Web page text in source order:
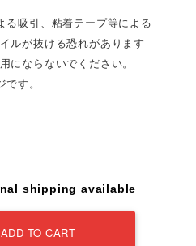
る吸引、粘着テープ等による
ルが抜ける恐れがあります
にならないでください。
です。
shipping available
ADD TO CART